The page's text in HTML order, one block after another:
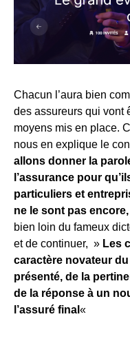
Chacun l’aura bien
des assureurs qui vont
moyens mis en place.
nous en explique le
allons donner la
l’assurance pour
particuliers et
ne le sont pas
bien loin du fameux
et de continuer, » Les
caractère novateur
présenté, de la
de la réponse à un
l’assuré final «